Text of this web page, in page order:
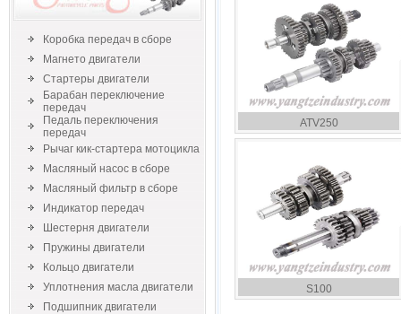
Коробка передач в сборе
Магнето двигатели
Стартеры двигатели
Барабан переключение
передач
Педаль переключения
передач
Рычаг кик-стартера мотоцикла
Масляный насос в сборе
Масляный фильтр в сборе
Индикатор передач
Шестерня двигатели
Пружины двигатели
Кольцо двигатели
Уплотнения масла двигатели
Подшипник двигатели
ATV250
S100